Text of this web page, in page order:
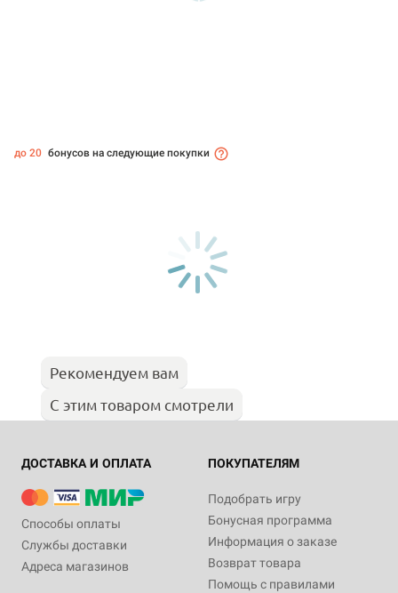
до 20 бонусов на следующие покупки
Рекомендуем вам
С этим товаром смотрели
ДОСТАВКА И ОПЛАТА
Способы оплаты
Службы доставки
Адреса магазинов
ПОКУПАТЕЛЯМ
Подобрать игру
Бонусная программа
Информация о заказе
Возврат товара
Помощь с правилами